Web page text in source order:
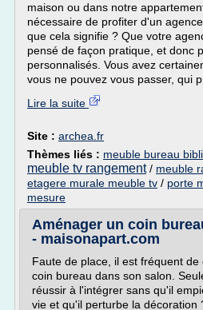
maison ou dans notre
nécessaire de profiter d'un
que cela signifie ? Que votre
pensé de façon pratique, et donc
personnalisés. Vous avez
vous ne pouvez vous passer, qui
Lire la suite
Site : archea.fr
Thèmes liés : meuble bureau
meuble tv rangement/ meuble
etagere murale meuble tv / porte
mesure
Aménager un coin
- maisonapart.com
Faute de place, il est fréquent
coin bureau dans son salon.
réussir à l'intégrer sans qu'il
vie et qu'il perturbe la décoration